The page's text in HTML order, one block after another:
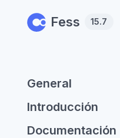
Fess 15.7
General
Introducción
Documentación